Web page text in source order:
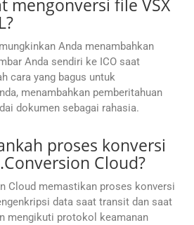
mengonversi file VSX
Anda menambahkan
Anda sendiri ke ICO saat
cara yang bagus untuk
menambahkan pemberitahuan
dokumen sebagai rahasia.
proses konversi
Cloud?
Cloud memastikan proses konversi
data saat transit dan saat
mengikuti protokol keamanan